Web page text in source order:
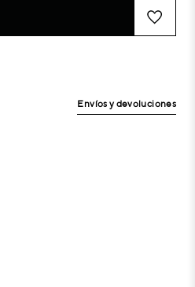
Envíos y devoluciones